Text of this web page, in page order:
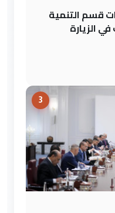
قسم التنمية
الزيارة
3